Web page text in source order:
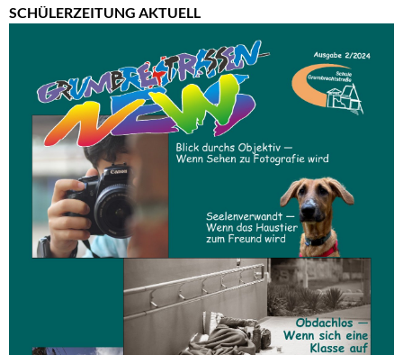
SCHÜLERZEITUNG AKTUELL